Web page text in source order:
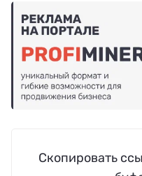
Скопировать